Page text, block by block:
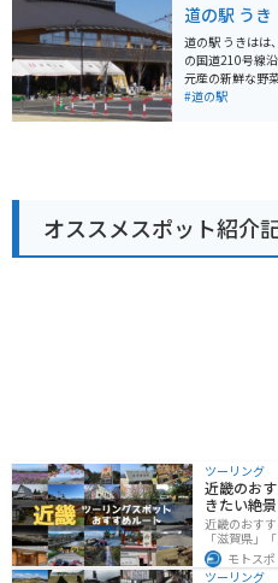
で安心です。周
ラインなど、ツ
【おすすめポイ
な魚介類が食べ
リングスポット
道の駅 うき
道の駅 うきはは
の国道210号線沿いにあ
元産の新鮮な野
す。特に、うき
は、梨やぶどう
トランでは、
設もあるので、
きます。 うきは市は、自然豊かな場所です。道の駅 うき
はを拠点に、周
#道の駅
オススメスポット紹介
ツーリング
近畿のお
きたい絶
近畿のおす
「滋賀県」
「和歌山」
や湖、温泉
モトス
ツーリング